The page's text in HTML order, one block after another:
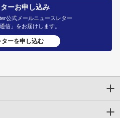
ーお申し込み
公式メールニュースレター
信」をお届けします。
ターを申し込む